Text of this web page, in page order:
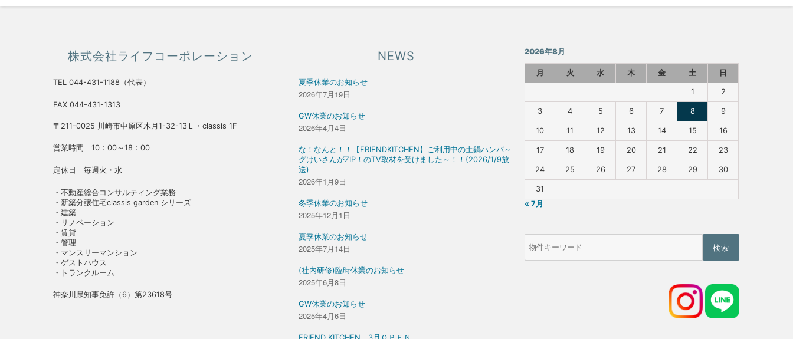
株式会社ライフコーポレーション
TEL 044-431-1188（代表）
FAX 044-431-1313
〒211-0025 川崎市中原区木月1-32-13Ｌ・classis 1F
営業時間 10：00～18：00
定休日 毎週火・水
・不動産総合コンサルティング業務
・新築分譲住宅classis garden シリーズ
・建築
・リノベーション
・賃貸
・管理
・マンスリーマンション
・ゲストハウス
・トランクルーム
神奈川県知事免許（6）第23618号
NEWS
夏季休業のお知らせ
2026年7月19日
GW休業のお知らせ
2026年4月4日
な！なんと！！【FRIENDKITCHEN】ご利用中の土鍋ハンバ～
グけいさんがZIP！のTV取材を受けました～！！(2026/1/9放
送)
2026年1月9日
冬季休業のお知らせ
2025年12月1日
夏季休業のお知らせ
2025年7月14日
(社内研修)臨時休業のお知らせ
2025年6月8日
GW休業のお知らせ
2025年4月6日
2026年8月
月 火 水 木 金 土 日
1 2
3 4 5 6 7 8 9
10 11 12 13 14 15 16
17 18 19 20 21 22 23
24 25 26 27 28 29 30
31
« 7月
物
件